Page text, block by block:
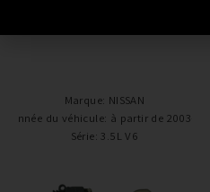
Marque: NISSAN
Année du véhicule: à partir de 2003+
Série: 3.5L V6